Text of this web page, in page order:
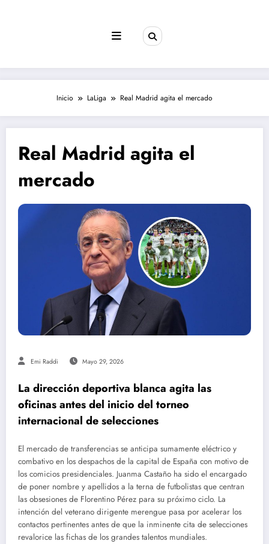
Inicio LaLiga Real Madrid agita el mercado
Real Madrid agita el
mercado
Emi Raddi Mayo 29, 2026
La dirección deportiva blanca agita las
oficinas antes del inicio del torneo
internacional de selecciones
El mercado de transferencias se anticipa sumamente eléctrico y
combativo en los despachos de la capital de España con motivo de
los comicios presidenciales. Juanma Castaño ha sido el encargado
de poner nombre y apellidos a la terna de futbolistas que centran
las obsesiones de Florentino Pérez para su próximo ciclo. La
intención del veterano dirigente merengue pasa por acelerar los
contactos pertinentes antes de que la inminente cita de selecciones
revalorice las fichas de los grandes talentos mundiales.